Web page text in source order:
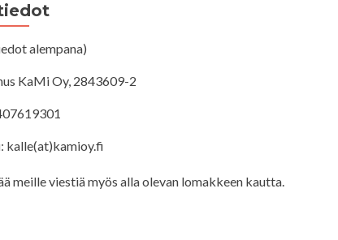
alempana)
KaMi Oy, 2843609-2
kalle(at)kamioy.fi
meille viestiä myös alla olevan lomakkeen kautta.